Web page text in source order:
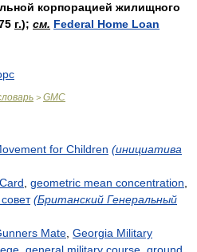
корпорацией жилищного
г.); см. Federal Home Loan
> GMC
for Children (инициатива
geometric mean concentration
(Британский Генеральный
Mate Georgia Military